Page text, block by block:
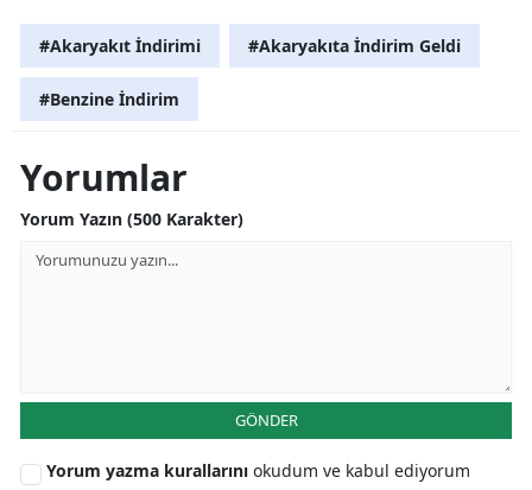
Tokat
Zonguldak
#Akaryakıt İndirimi #Akaryakıta İndirim Geldi
#Benzine İndirim
Yorumlar
Yorum Yazın (500 Karakter)
GÖNDER
Yorum yazma kurallarını okudum ve kabul ediyorum